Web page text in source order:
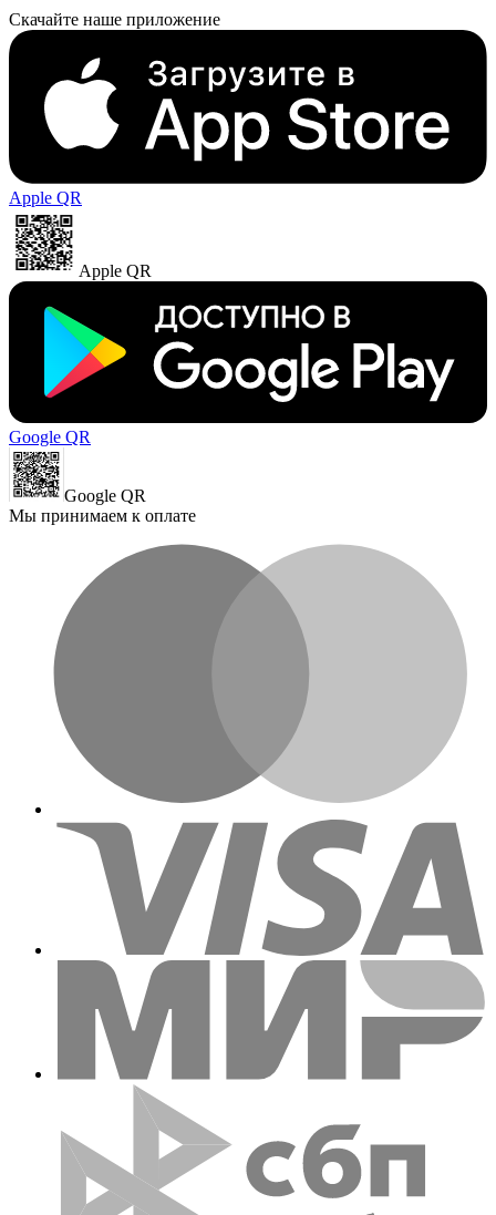
Скачайте наше приложение
Apple QR
Apple QR
Google QR
Google QR
Мы принимаем к оплате